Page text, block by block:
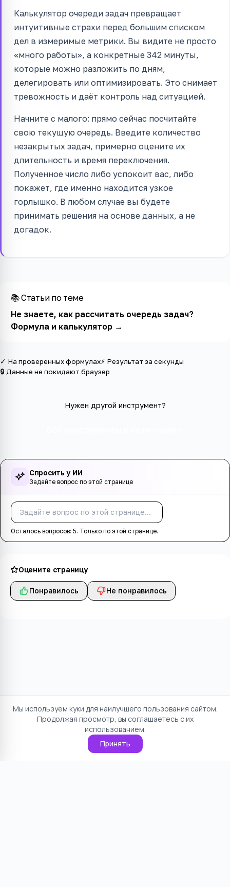
Калькулятор очереди задач превращает
интуитивные страхи перед большим списком
дел в измеримые метрики. Вы видите не просто
«много работы», а конкретные 342 минуты,
которые можно разложить по дням,
делегировать или оптимизировать. Это снимает
тревожность и даёт контроль над ситуацией.
Начните с малого: прямо сейчас посчитайте
свою текущую очередь. Введите количество
незакрытых задач, примерно оцените их
длительность и время переключения.
Полученное число либо успокоит вас, либо
покажет, где именно находится узкое
горлышко. В любом случае вы будете
принимать решения на основе данных, а не
догадок.
📚 Статьи по теме
Не знаете, как рассчитать очередь задач?
Формула и калькулятор→
✓ На проверенных формулах⚡ Результат за секунды
🔒 Данные не покидают браузер
Нужен другой инструмент?
Спросить у ИИ
Задайте вопрос по этой странице
Осталось вопросов: 5. Только по этой странице.
Оцените страницу
Понравилось Не понравилось
Мы используем куки для наилучшего пользования сайтом.
Продолжая просмотр, вы соглашаетесь с их
использованием.
Принять